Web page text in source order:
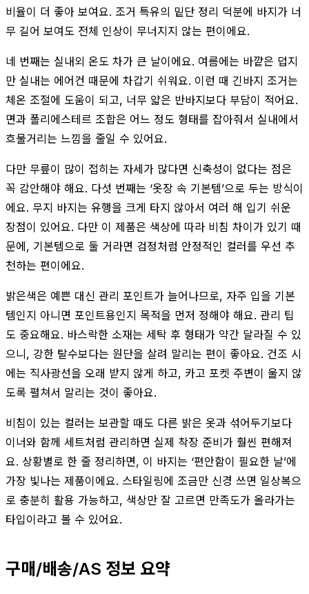
비율이 더 좋아 보여요. 조거 특유의 밑단 정리 덕분에 바지가 너
무 길어 보여도 전체 인상이 무너지지 않는 편이에요.
네 번째는 실내외 온도 차가 큰 날이에요. 여름에는 바깥은 덥지
만 실내는 에어컨 때문에 차갑기 쉬워요. 이런 때 긴바지 조거는
체온 조절에 도움이 되고, 너무 얇은 반바지보다 부담이 적어요.
면과 폴리에스테르 조합은 어느 정도 형태를 잡아줘서 실내에서
흐물거리는 느낌을 줄일 수 있어요.
다만 무릎이 많이 접히는 자세가 많다면 신축성이 없다는 점은
꼭 감안해야 해요. 다섯 번째는 ‘옷장 속 기본템’으로 두는 방식이
에요. 무지 바지는 유행을 크게 타지 않아서 여러 해 입기 쉬운
장점이 있어요. 다만 이 제품은 색상에 따라 비침 차이가 있기 때
문에, 기본템으로 둘 거라면 검정처럼 안정적인 컬러를 우선 추
천하는 편이에요.
밝은색은 예쁜 대신 관리 포인트가 늘어나므로, 자주 입을 기본
템인지 아니면 포인트용인지 목적을 먼저 정해야 해요. 관리 팁
도 중요해요. 바스락한 소재는 세탁 후 형태가 약간 달라질 수 있
으니, 강한 탈수보다는 원단을 살려 말리는 편이 좋아요. 건조 시
에는 직사광선을 오래 받지 않게 하고, 카고 포켓 주변이 울지 않
도록 펼쳐서 말리는 것이 좋아요.
비침이 있는 컬러는 보관할 때도 다른 밝은 옷과 섞어두기보다
이너와 함께 세트처럼 관리하면 실제 착장 준비가 훨씬 편해져
요. 상황별로 한 줄 정리하면, 이 바지는 ‘편안함이 필요한 날’에
가장 빛나는 제품이에요. 스타일링에 조금만 신경 쓰면 일상복으
로 충분히 활용 가능하고, 색상만 잘 고르면 만족도가 올라가는
타입이라고 볼 수 있어요.
구매/배송/AS 정보 요약